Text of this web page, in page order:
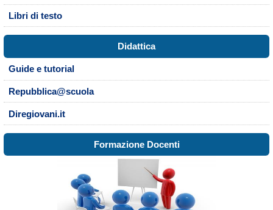
Libri di testo
Didattica
Guide e tutorial
Repubblica@scuola
Diregiovani.it
Formazione Docenti